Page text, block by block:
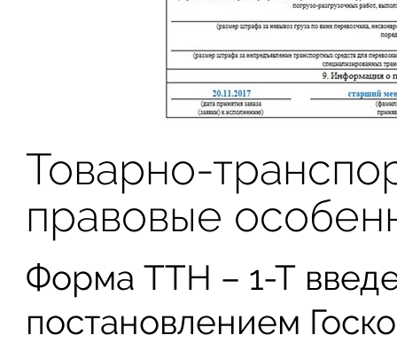
Товарно-
правовые
Форма ТТН – 1-Т
постановлением